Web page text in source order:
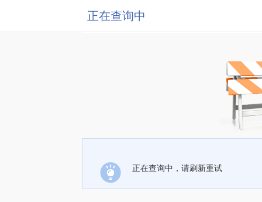
正在查询中
正在查询中，请刷新重试